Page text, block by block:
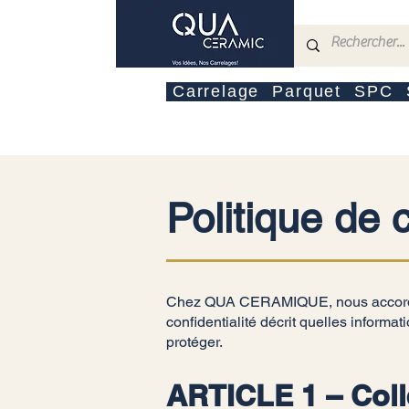
Carrelage Parquet SPC
Politique de
Chez QUA CERAMIQUE, nous
confidentialité décrit quelles
protéger.
ARTICLE 1 –